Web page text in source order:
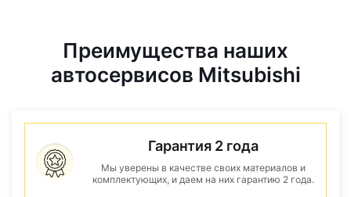
Преимущества наших
автосервисов Mitsubishi
Гарантия 2 года
Мы уверены в качестве своих материалов и
комплектующих, и даем на них гарантию 2 года.